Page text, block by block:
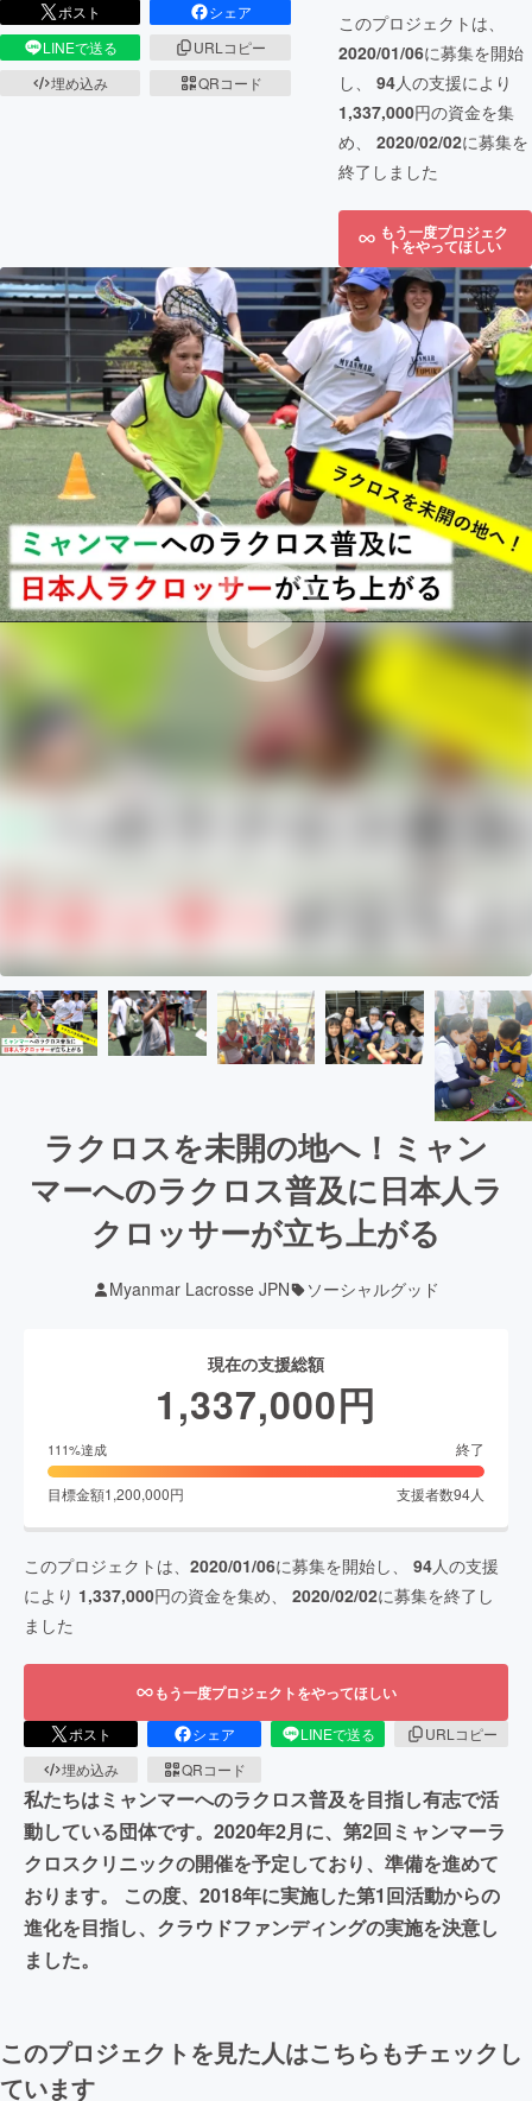
ポスト
シェア
LINEで送る
URLコピー
埋め込み
QRコード
このプロジェクトは、
2020/01/06に募集を開始
し、 94人の支援により
1,337,000円の資金を集
め、 2020/02/02に募集を
終了しました
もう一度プロジェク
トをやってほしい
ラクロスを未開の地へ！ミャン
マーへのラクロス普及に日本人ラ
クロッサーが立ち上がる
Myanmar Lacrosse JPN ソーシャルグッド
現在の支援総額
1,337,000円
111%達成 終了
目標金額1,200,000円 支援者数94人
このプロジェクトは、 2020/01/06に募集を開始し、 94人の支援
により 1,337,000円の資金を集め、 2020/02/02に募集を終了し
ました
もう一度プロジェクトをやってほしい
ポスト シェア LINEで送る
URLコピー
埋め込み
QRコード
私たちはミャンマーへのラクロス普及を目指し有志で活
動している団体です。2020年2月に、第2回ミャンマーラ
クロスクリニックの開催を予定しており、準備を進めて
おります。 この度、2018年に実施した第1回活動からの
進化を目指し、クラウドファンディングの実施を決意し
ました。
このプロジェクトを見た人はこちらもチェックし
ています